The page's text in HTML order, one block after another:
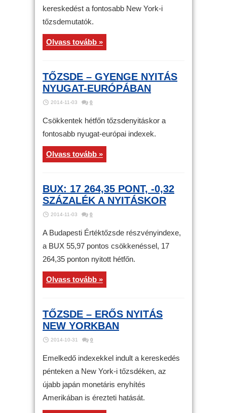
kereskedést a fontosabb New York-i
tőzsdemutatók.
Olvass tovább »
TŐZSDE – GYENGE NYITÁS
NYUGAT-EURÓPÁBAN
2014-11-03 0
Csökkentek hétfőn tőzsdenyitáskor a
fontosabb nyugat-európai indexek.
Olvass tovább »
BUX: 17 264,35 PONT, -0,32
SZÁZALÉK A NYITÁSKOR
2014-11-03 0
A Budapesti Értéktőzsde részvényindexe,
a BUX 55,97 pontos csökkenéssel, 17
264,35 ponton nyitott hétfőn.
Olvass tovább »
TŐZSDE – ERŐS NYITÁS
NEW YORKBAN
2014-10-31 0
Emelkedő indexekkel indult a kereskedés
pénteken a New York-i tőzsdéken, az
újabb japán monetáris enyhítés
Amerikában is érezteti hatását.